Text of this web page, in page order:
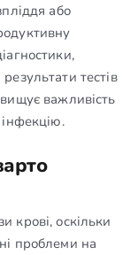
або
тестів
важливість
крові, оскільки
проблеми на